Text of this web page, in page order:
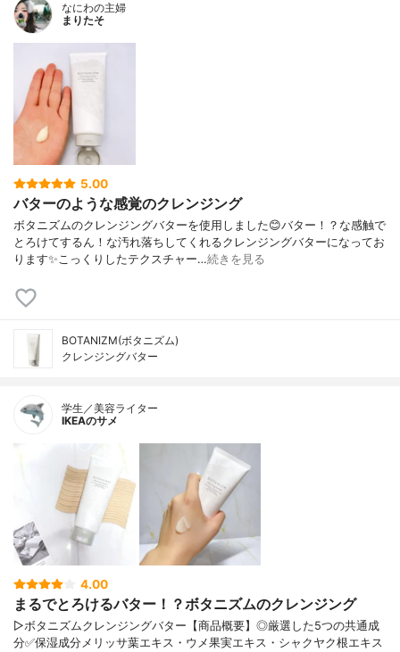
なにわの主婦
まりたそ
5.00
バターのような感覚のクレンジング
ボタニズムのクレンジングバターを使用しました😊バター！？な感触で
とろけてするん！な汚れ落ちしてくれるクレンジングバターになってお
ります✨こっくりしたテクスチャー…続きを見る
BOTANIZM(ボタニズム)
クレンジングバター
学生／美容ライター
IKEAのサメ
4.00
まるでとろけるバター！？ボタニズムのクレンジング
▷ボタニズムクレンジングバター【商品概要】◎厳選した5つの共通成
分✅保湿成分メリッサ葉エキス・ウメ果実エキス・シャクヤク根エキス